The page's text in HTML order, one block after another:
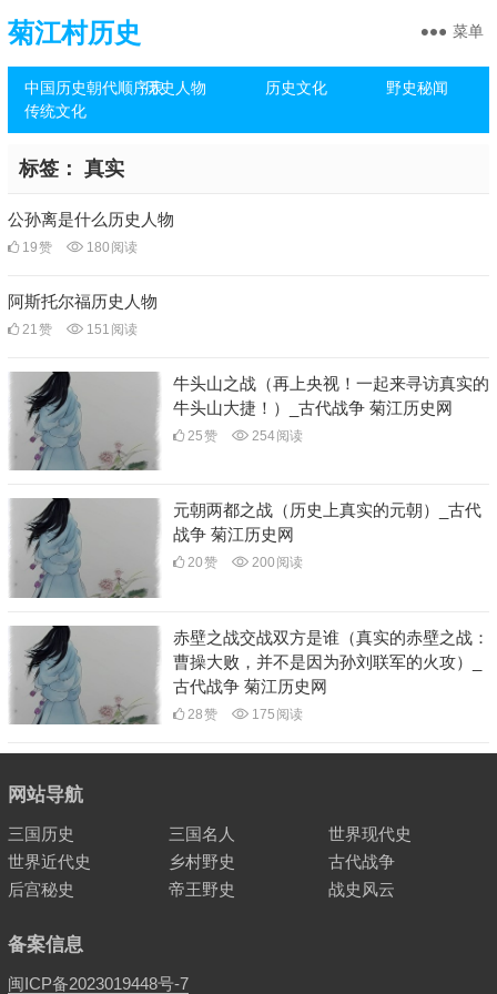
菊江村历史
中国历史朝代顺序表历史人物 历史文化
野史秘闻
传统文化
菜单
标签： 真实
公孙离是什么历史人物
19赞 180 阅读
阿斯托尔福历史人物
21赞 151 阅读
牛头山之战（再上央视！一起来寻访真实的
牛头山大捷！）_古代战争 菊江历史网
25赞 254阅读
元朝两都之战（历史上真实的元朝）_古代
战争 菊江历史网
20赞 200 阅读
赤壁之战交战双方是谁（真实的赤壁之战：
曹操大败，并不是因为孙刘联军的火攻）_
古代战争 菊江历史网
28赞 175 阅读
网站导航
三国历史 三国名人
世界现代史
世界近代史
乡村野史
古代战争
后宫秘史
帝王野史 战史风云
备案信息
闽ICP备2023019448号-7